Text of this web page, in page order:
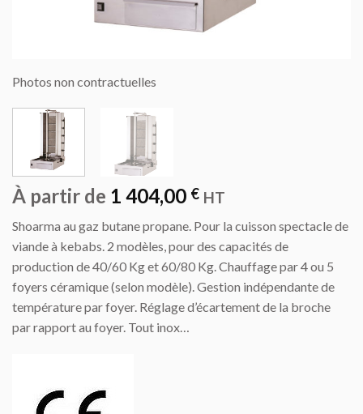
Photos non contractuelles
À partir de 1 404,00 € HT
Shoarma au gaz butane propane. Pour la cuisson spectacle de
viande à kebabs. 2 modèles, pour des capacités de
production de 40/60 Kg et 60/80 Kg. Chauffage par 4 ou 5
foyers céramique (selon modèle). Gestion indépendante de
température par foyer. Réglage d’écartement de la broche
par rapport au foyer. Tout inox…